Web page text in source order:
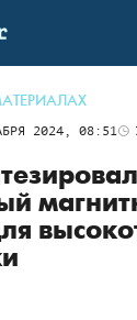
2024, 08:51